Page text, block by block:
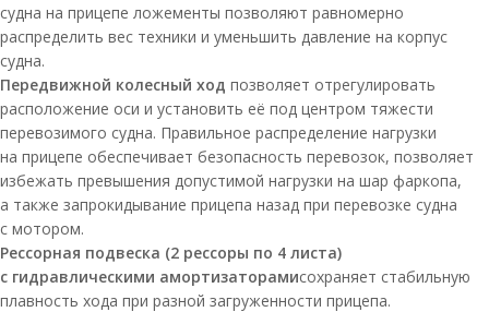
судна на прицепе ложементы позволяют равномерно
распределить вес техники и уменьшить давление на корпус
судна.
Передвижной колесный ход позволяет отрегулировать
расположение оси и установить её под центром тяжести
перевозимого судна. Правильное распределение нагрузки
на прицепе обеспечивает безопасность перевозок, позволяет
избежать превышения допустимой нагрузки на шар фаркопа,
а также запрокидывание прицепа назад при перевозке судна
с мотором.
Рессорная подвеска (2 рессоры по 4 листа)
с гидравлическими амортизаторамисохраняет стабильную
плавность хода при разной загруженности прицепа.